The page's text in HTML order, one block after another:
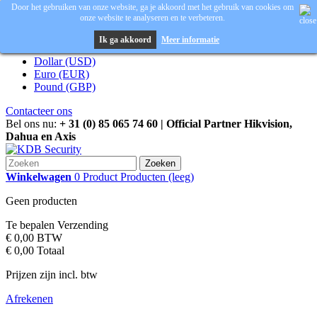
Dollar (USD)
Euro (EUR)
Pound (GBP)
Contacteer ons
Bel ons nu: + 31 (0) 85 065 74 60 | Official Partner Hikvision,
Dahua en Axis
Zoeken
Winkelwagen 0 Product Producten (leeg)
Geen producten
Te bepalen Verzending
€ 0,00 BTW
€ 0,00 Totaal
Prijzen zijn incl. btw
Afrekenen
Door het gebruiken van onze website, ga je akkoord met het gebruik van cookies om
onze website te analyseren en te verbeteren.
Ik ga akkoord Meer informatie